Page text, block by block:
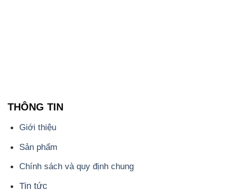
THÔNG TIN
Giới thiệu
Sản phẩm
Chính sách và quy định chung
Tin tức